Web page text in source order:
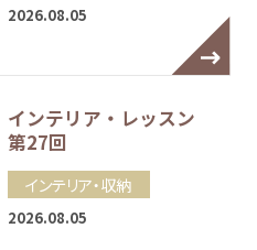
2026.08.05
インテリア・レッスン
第27回
インテリア・収納
2026.08.05